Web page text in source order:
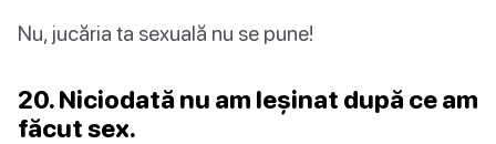
Nu, jucăria ta sexuală nu se pune!
20. Niciodată nu am leșinat după ce am
făcut sex.